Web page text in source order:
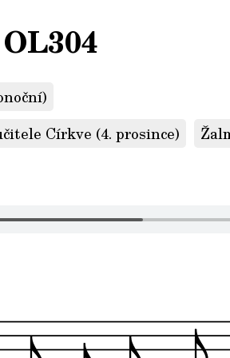
OL304
Církve (4. prosince)